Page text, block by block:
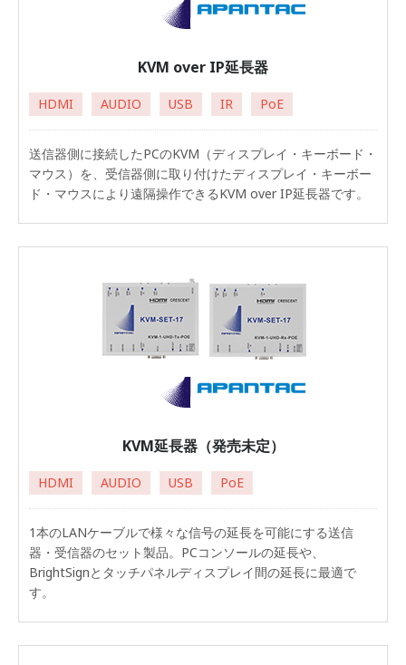
KVM over IP延長器
HDMI AUDIO USB IR PoE
送信器側に接続したPCのKVM（ディスプレイ・キーボード・
マウス）を、受信器側に取り付けたディスプレイ・キーボー
ド・マウスにより遠隔操作できるKVM over IP延長器です。
KVM延長器（発売未定）
HDMI AUDIO USB PoE
1本のLANケーブルで様々な信号の延長を可能にする送信
器・受信器のセット製品。PCコンソールの延長や、
BrightSignとタッチパネルディスプレイ間の延長に最適で
す。